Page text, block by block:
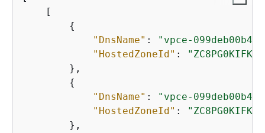
    [
{
"DnsName" :
"vpce-
"HostedZoneId" :
        },
{
"DnsName" :
"vpce-
"HostedZoneId" :
        },